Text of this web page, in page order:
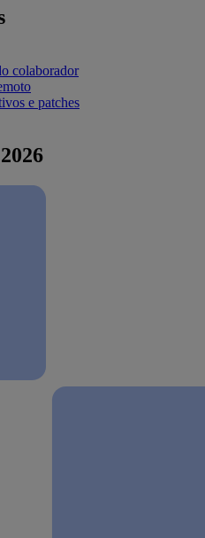
colaborador
e patches